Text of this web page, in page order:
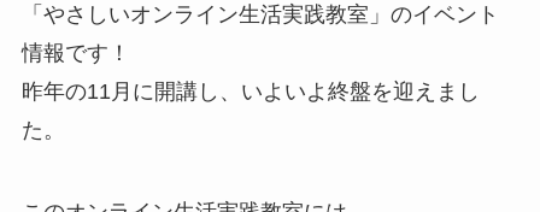
「やさしいオンライン生活実践教室」のイベント
情報です！
昨年の11月に開講し、いよいよ終盤を迎えまし
た。